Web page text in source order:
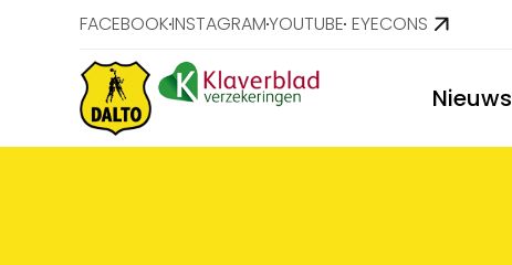
FACEBOOKINSTAGRAMYOUTUBE EYECONS
Nieuws